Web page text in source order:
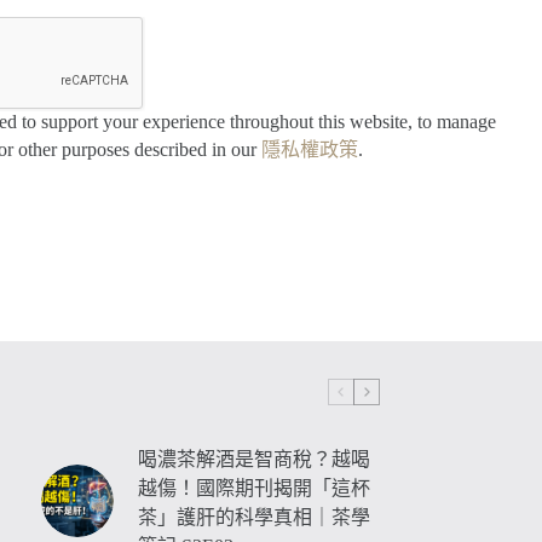
to support your experience throughout this website, to manage
other purposes described in our 隱私權政策.
喝濃茶解酒是智商稅？越喝
越傷！國際期刊揭開「這杯
茶」護肝的科學真相｜茶學